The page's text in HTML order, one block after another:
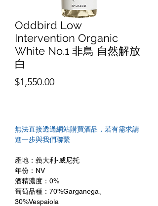
Oddbird Low
Intervention Organic
White No.1 非鳥 自然解放
白
$1,550.00價
無法直接透過網站購買酒品，若有需求請
進一步與我們聯繫
產地：義大利-威尼托
年份：NV
酒精濃度：0%
葡萄品種：70%Garganega、
30%Vespaiola